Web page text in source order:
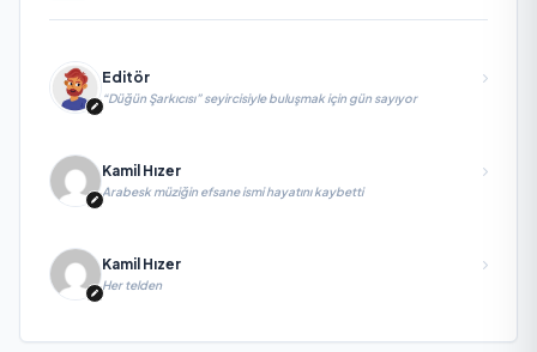
Editör
“Düğün Şarkıcısı” seyircisiyle buluşmak için gün sayıyor
Kamil Hızer
Arabesk müziğin efsane ismi hayatını kaybetti
Kamil Hızer
Her telden